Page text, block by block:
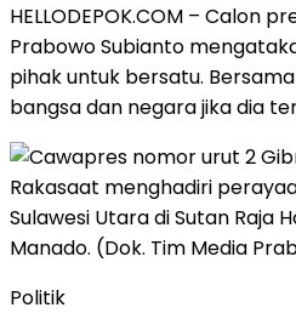
HELLODEPOK.COM – Calon
Prabowo Subianto
pihak untuk bersatu.
bangsa dan negara jika dia
Politik